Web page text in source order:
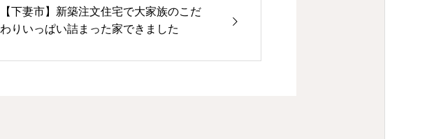
【下妻市】新築注文住宅で大家族のこだ
わりいっぱい詰まった家できました